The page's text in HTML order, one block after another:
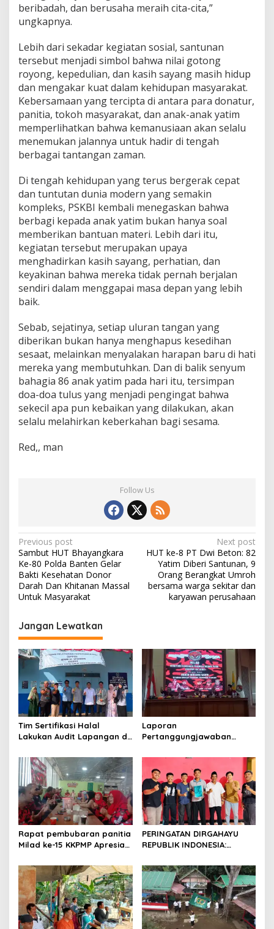
beribadah, dan berusaha meraih cita-cita,”
ungkapnya.
Lebih dari sekadar kegiatan sosial, santunan
tersebut menjadi simbol bahwa nilai gotong
royong, kepedulian, dan kasih sayang masih hidup
dan mengakar kuat dalam kehidupan masyarakat.
Kebersamaan yang tercipta di antara para donatur,
panitia, tokoh masyarakat, dan anak-anak yatim
memperlihatkan bahwa kemanusiaan akan selalu
menemukan jalannya untuk hadir di tengah
berbagai tantangan zaman.
Di tengah kehidupan yang terus bergerak cepat
dan tuntutan dunia modern yang semakin
kompleks, PSKBI kembali menegaskan bahwa
berbagi kepada anak yatim bukan hanya soal
memberikan bantuan materi. Lebih dari itu,
kegiatan tersebut merupakan upaya
menghadirkan kasih sayang, perhatian, dan
keyakinan bahwa mereka tidak pernah berjalan
sendiri dalam menggapai masa depan yang lebih
baik.
Sebab, sejatinya, setiap uluran tangan yang
diberikan bukan hanya menghapus kesedihan
sesaat, melainkan menyalakan harapan baru di hati
mereka yang membutuhkan. Dan di balik senyum
bahagia 86 anak yatim pada hari itu, tersimpan
doa-doa tulus yang menjadi pengingat bahwa
sekecil apa pun kebaikan yang dilakukan, akan
selalu melahirkan keberkahan bagi sesama.
Red,, man
Follow Us
Post
navigation
Previous post
Sambut HUT Bhayangkara
Ke-80 Polda Banten Gelar
Bakti Kesehatan Donor
Darah Dan Khitanan Massal
Untuk Masyarakat
Next post
HUT ke‑8 PT Dwi Beton: 82
Yatim Diberi Santunan, 9
Orang Berangkat Umroh
bersama warga sekitar dan
karyawan perusahaan
Jangan Lewatkan
Tim Sertifikasi Halal
Lakukan Audit Lapangan di
Laporan
Pertanggungjawaban
Panitia Milad KKPMP ke-15
Resmi Ditutup
Rapat pembubaran panitia
Milad ke-15 KKPMP Apresiasi
Ajak Perkuat Solidaritas
Organisasi bertempat
Kubang Laban Jombang
Cilegon Rm Sate Bebek
Nong ViNY.
PERINGATAN DIRGAHAYU
REPUBLIK INDONESIA:
PASULUHAN SIAP
MERIAHKAN HUT KE-81